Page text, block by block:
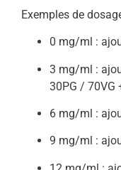
Exemples de
0 mg/ml :
3 mg/ml :
30PG / 70VG
6 mg/ml :
9 mg/ml :